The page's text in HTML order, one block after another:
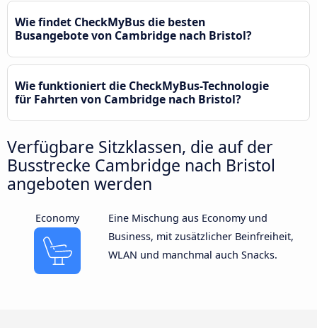
Wie findet CheckMyBus die besten
Busangebote von Cambridge nach Bristol?
Wie funktioniert die CheckMyBus-Technologie
für Fahrten von Cambridge nach Bristol?
Verfügbare Sitzklassen, die auf der
Busstrecke Cambridge nach Bristol
angeboten werden
Economy
Eine Mischung aus Economy und
Business, mit zusätzlicher Beinfreiheit,
WLAN und manchmal auch Snacks.